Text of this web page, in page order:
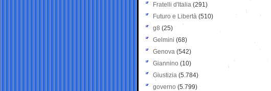
Fratelli d'Italia (291)
Futuro e Libertà (510)
g8 (25)
Gelmini (68)
Genova (542)
Giannino (10)
Giustizia (5.784)
governo (5.799)